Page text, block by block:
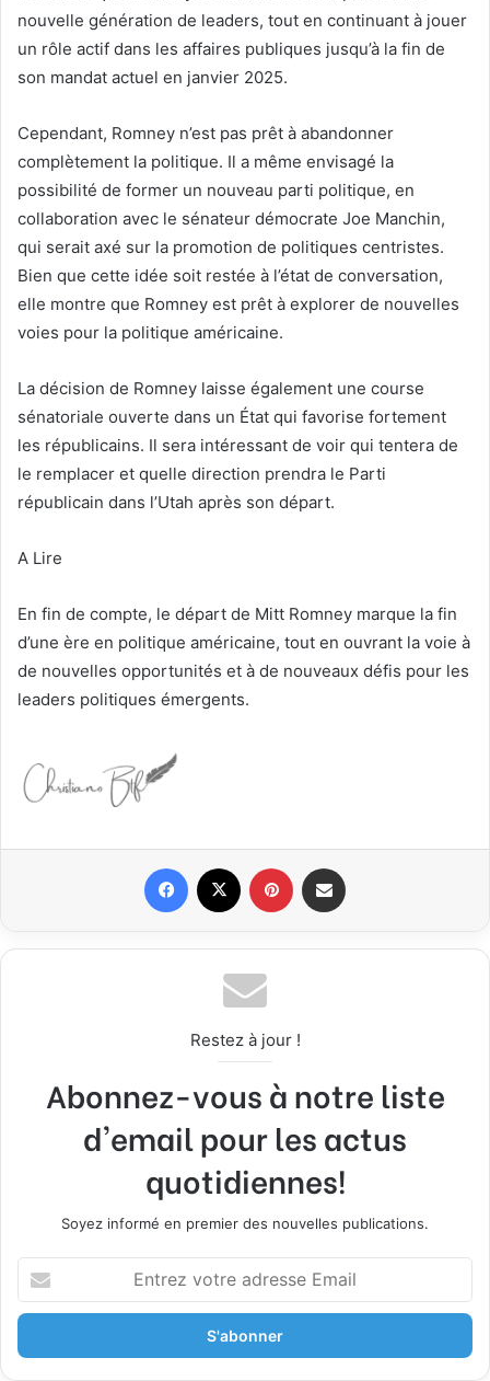
nouvelle génération de leaders, tout en continuant à jouer
un rôle actif dans les affaires publiques jusqu’à la fin de
son mandat actuel en janvier 2025.
Cependant, Romney n’est pas prêt à abandonner
complètement la politique. Il a même envisagé la
possibilité de former un nouveau parti politique, en
collaboration avec le sénateur démocrate Joe Manchin,
qui serait axé sur la promotion de politiques centristes.
Bien que cette idée soit restée à l’état de conversation,
elle montre que Romney est prêt à explorer de nouvelles
voies pour la politique américaine.
La décision de Romney laisse également une course
sénatoriale ouverte dans un État qui favorise fortement
les républicains. Il sera intéressant de voir qui tentera de
le remplacer et quelle direction prendra le Parti
républicain dans l’Utah après son départ.
A Lire
En fin de compte, le départ de Mitt Romney marque la fin
d’une ère en politique américaine, tout en ouvrant la voie à
de nouvelles opportunités et à de nouveaux défis pour les
leaders politiques émergents.
Restez à jour !
Abonnez-vous à notre liste
d'email pour les actus
quotidiennes!
Soyez informé en premier des nouvelles publications.
t
e